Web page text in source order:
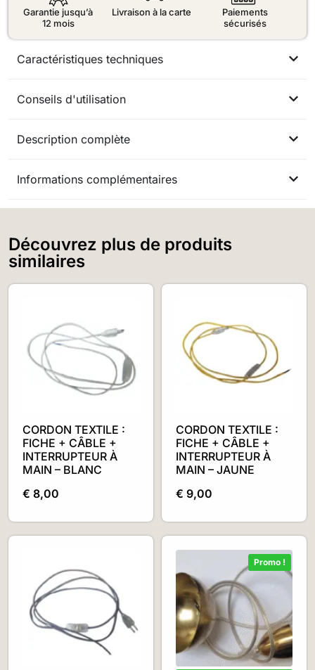
Garantie jusqu’à
12 mois
Livraison à la carte
Paiements
sécurisés
Caractéristiques techniques
Conseils d'utilisation
Description complète
Informations complémentaires
Découvrez plus de produits
similaires
CORDON TEXTILE :
FICHE + CÂBLE +
INTERRUPTEUR À
MAIN – BLANC
€ 8,00
CORDON TEXTILE :
FICHE + CÂBLE +
INTERRUPTEUR À
MAIN – JAUNE
€ 9,00
Promo !